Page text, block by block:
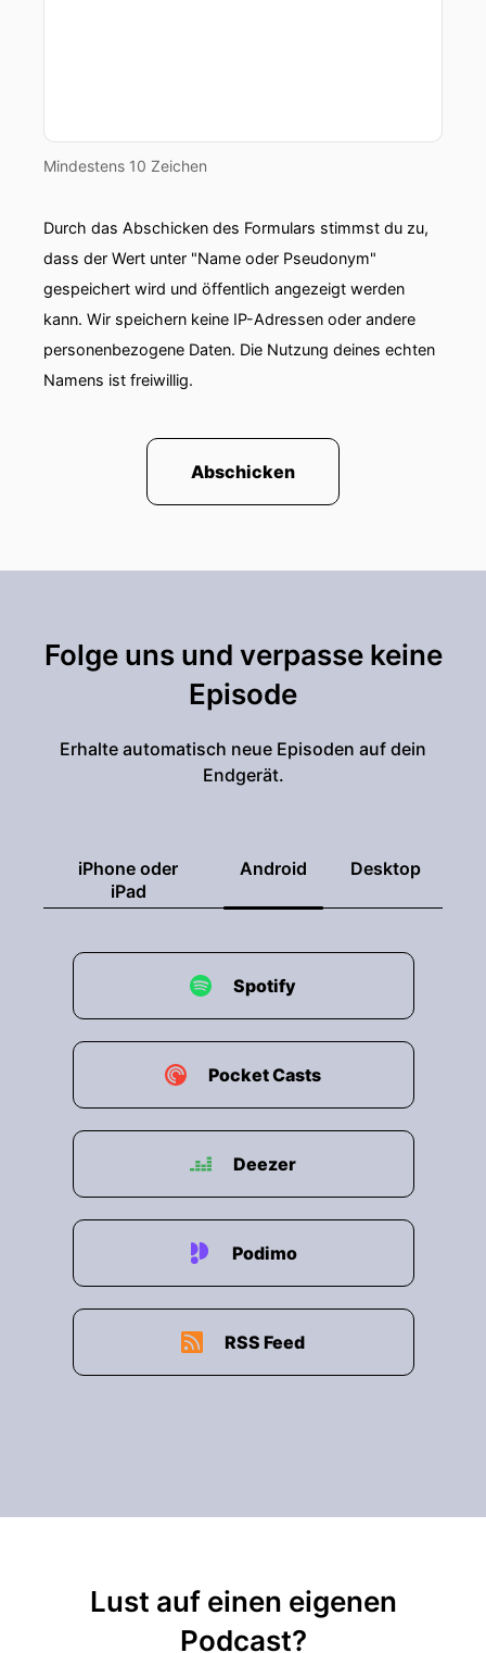
Mindestens 10 Zeichen
Durch das Abschicken des Formulars stimmst du zu,
dass der Wert unter "Name oder Pseudonym"
gespeichert wird und öffentlich angezeigt werden
kann. Wir speichern keine IP-Adressen oder andere
personenbezogene Daten. Die Nutzung deines echten
Namens ist freiwillig.
Abschicken
Folge uns und verpasse keine
Episode
Erhalte automatisch neue Episoden auf dein
Endgerät.
iPhone oder
iPad
Android Desktop
Spotify
Pocket Casts
Deezer
Podimo
RSS Feed
Lust auf einen eigenen
Podcast?